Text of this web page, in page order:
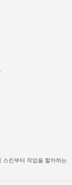
스킨부터 작업을 할까하는